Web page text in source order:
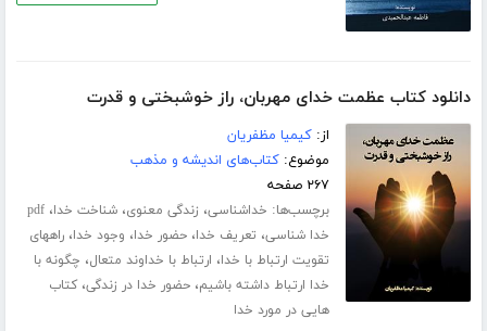
دانلود کتاب عظمت خدای مهربان، راز خوشبختی و قدرت
از:کیمیا مظفریان
موضوع:کتاب‌های اندیشه و مذهب
۲۶۷ صفحه
برچسب‌ها: خداشناسی، زندگی معنوی،شناخت خدا،pdf
خدا شناسی، تعریف خدا،حضور خدا، وجود خدا،راههای
تقویت ارتباط با خدا، ارتباط با خداوند متعال، چگونه با
خدا ارتباط داشته باشیم،حضور خدا در زندگی،کتاب
هایی در مورد خدا